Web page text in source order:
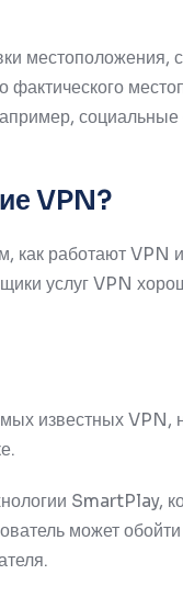
местоположения,
фактического
VPN?
как работают
услуг VPN
известных VPN,
SmartPlay,
может